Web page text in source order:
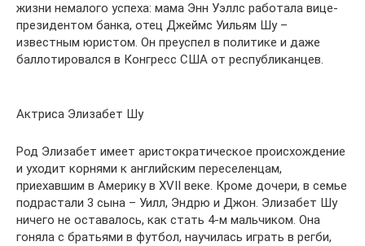
жизни немалого успеха: мама Энн Уэллс работала вице-
президентом банка, отец Джеймс Уильям Шу –
известным юристом. Он преуспел в политике и даже
баллотировался в Конгресс США от республиканцев.
Актриса Элизабет Шу
Род Элизабет имеет аристократическое происхождение
и уходит корнями к английским переселенцам,
приехавшим в Америку в XVII веке. Кроме дочери, в семье
подрастали 3 сына – Уилл, Эндрю и Джон. Элизабет Шу
ничего не оставалось, как стать 4-м мальчиком. Она
гоняла с братьями в футбол, научилась играть в регби,